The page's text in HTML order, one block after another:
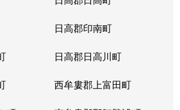
日高郡印南町
日高郡日高川町
西牟婁郡上富田町